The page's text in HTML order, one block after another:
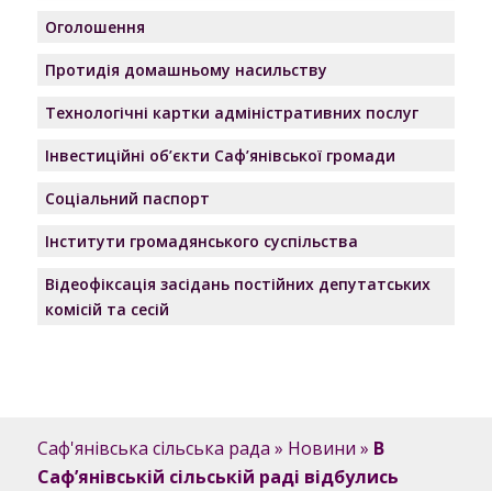
Оголошення
Протидія домашньому насильству
Технологічні картки адміністративних послуг
Інвестиційні об’єкти Саф’янівської громади
Соціальний паспорт
Інститути громадянського суспільства
Відеофіксація засідань постійних депутатських
комісій та сесій
Саф'янівська сільська рада » Новини » В
Сафʼянівській сільській раді відбулись